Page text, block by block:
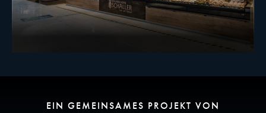
EIN GEMEINSAMES PROJEKT VON